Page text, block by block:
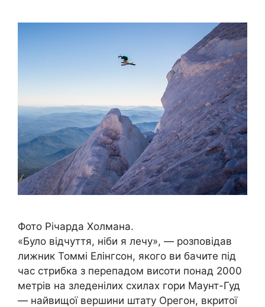
Фото Річарда Холмана.
«Було відчуття, ніби я лечу», — розповідав
лижник Томмі Елінгсон, якого ви бачите під
час стрибка з перепадом висоти понад 2000
метрів на зледенілих схилах гори Маунт-Гуд
— найвищої вершини штату Орегон, вкритої